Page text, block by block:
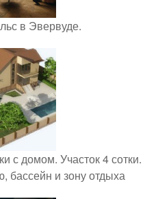
в Эвервуде.
с домом. Участок 4 сотки.
бассейн и зону отдыха